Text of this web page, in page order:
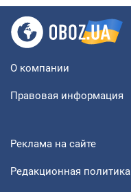
О компании
Правовая информация
Реклама на сайте
Редакционная политика